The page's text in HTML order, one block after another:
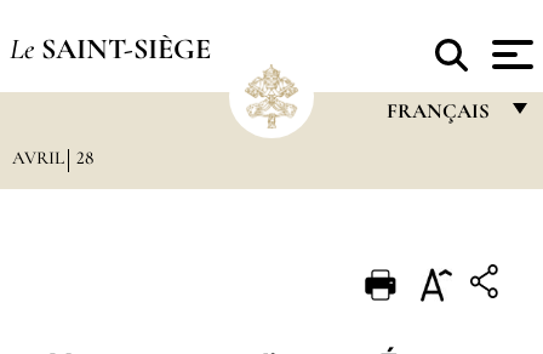
Le SAINT-SIÈGE
FRANÇAIS
PORTUGUÊS
ESPAÑOL
AVRIL 28